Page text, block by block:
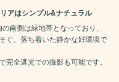
アはシンプル&ナチュラル
南側は緑地帯となっており、
ぐ、落ち着いた静かな好環境で
完全遮光での撮影も可能です。